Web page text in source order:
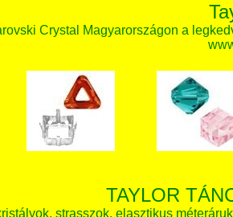
Crystal Magyarországon a
TAYLOR
strasszok, elasztikus